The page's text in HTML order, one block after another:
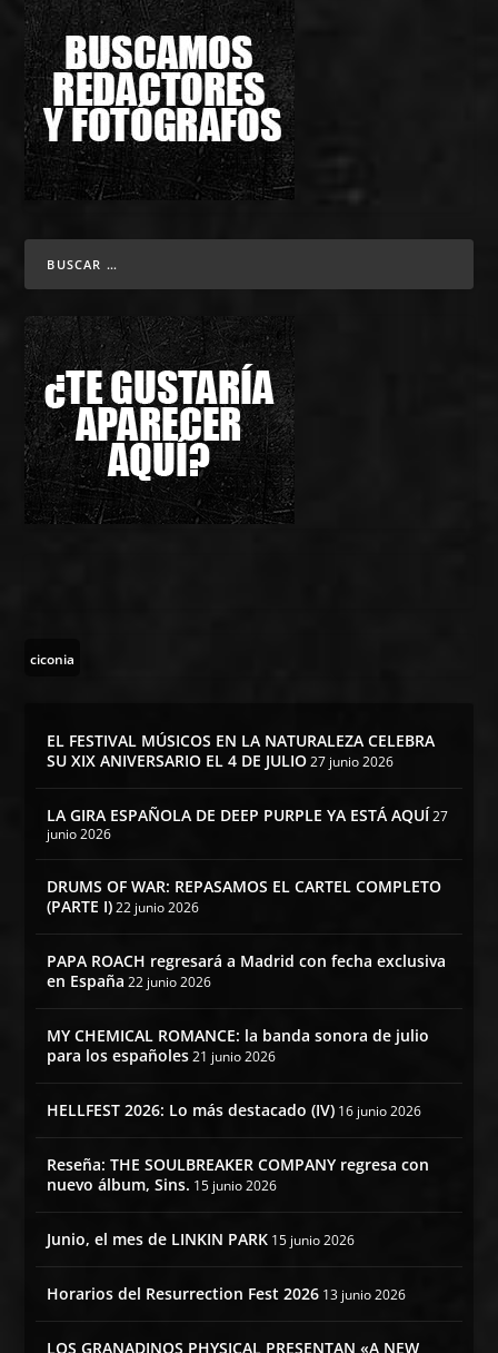
ciconia
EL FESTIVAL MÚSICOS EN LA NATURALEZA CELEBRA
SU XIX ANIVERSARIO EL 4 DE JULIO 27 junio 2026
LA GIRA ESPAÑOLA DE DEEP PURPLE YA ESTÁ AQUÍ 27
junio 2026
DRUMS OF WAR: REPASAMOS EL CARTEL COMPLETO
(PARTE I) 22 junio 2026
PAPA ROACH regresará a Madrid con fecha exclusiva
en España 22 junio 2026
MY CHEMICAL ROMANCE: la banda sonora de julio
para los españoles 21 junio 2026
HELLFEST 2026: Lo más destacado (IV) 16 junio 2026
Reseña: THE SOULBREAKER COMPANY regresa con
nuevo álbum, Sins. 15 junio 2026
Junio, el mes de LINKIN PARK 15 junio 2026
Horarios del Resurrection Fest 2026 13 junio 2026
LOS GRANADINOS PHYSICAL PRESENTAN «A NEW